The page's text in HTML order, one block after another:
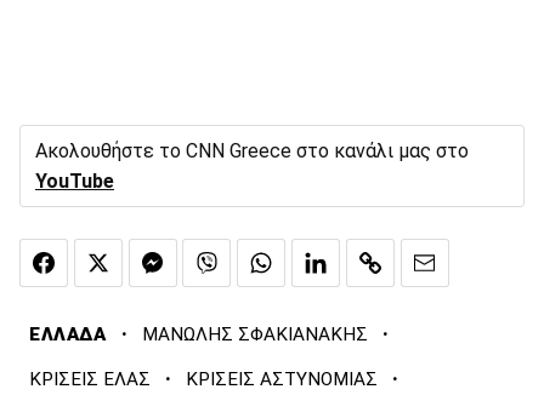
Ακολουθήστε το CNN Greece στο κανάλι μας στο
YouTube
ΕΛΛΑΔΑ · ΜΑΝΩΛΗΣ ΣΦΑΚΙΑΝΑΚΗΣ ·
ΚΡΙΣΕΙΣ ΕΛΑΣ · ΚΡΙΣΕΙΣ ΑΣΤΥΝΟΜΙΑΣ ·